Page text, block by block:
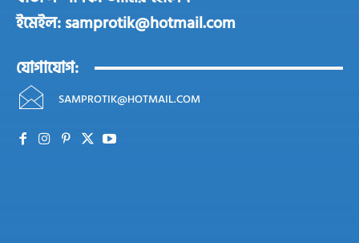
ইমেইল: samprotik@hotmail.com
যোগাযোগ:
SAMPROTIK@HOTMAIL.COM